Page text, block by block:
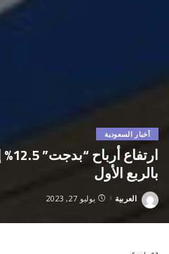
أخبار السعودية
بالربع الأول
Posted
العربية يوليو 27, 2023